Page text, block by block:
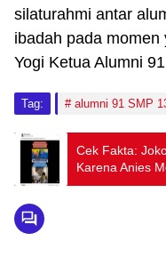
silaturahmi antar
ibadah pada momen
Yogi Ketua Alumni
Tag: alumni 91 SMP
Cek Fakta:
Karena Anies